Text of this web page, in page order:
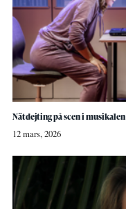
Nätdejting på scen i musikalen
12 mars, 2026